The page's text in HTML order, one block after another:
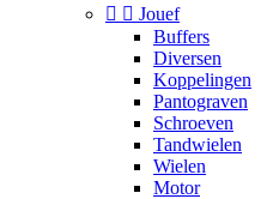
  Jouef
Buffers
Diversen
Koppelingen
Pantograven
Schroeven
Tandwielen
Wielen
Motor